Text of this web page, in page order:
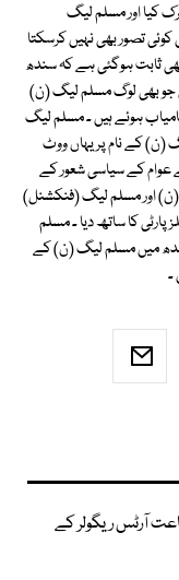
کیا اور مسلم لیگ
تصور بھی نہیں کرسکتا
ثابت ہوگئی ہے کہ سندھ
بھی لوگ مسلم لیگ (ن)
ہوئے ہیں ۔ مسلم لیگ
کے نام پر یہاں ووٹ
کے سیاسی شعور کے
اور مسلم لیگ (فنکشنل)
میں پیپلز پارٹی کا ساتھ دیا ۔ مسلم
میں مسلم لیگ (ن) کے
۔
آرٹس ریگولر کے